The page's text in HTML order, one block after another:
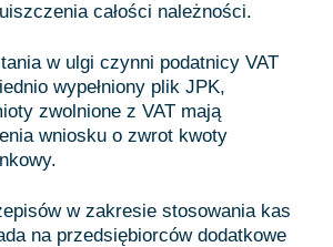
całości należności.
w ulgi czynni podatnicy VAT
wypełniony plik JPK,
zwolnione z VAT mają
wniosku o zwrot kwoty
w zakresie stosowania kas
na przedsiębiorców dodatkowe